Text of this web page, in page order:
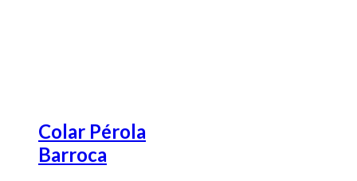
Colar Pérola
Barroca